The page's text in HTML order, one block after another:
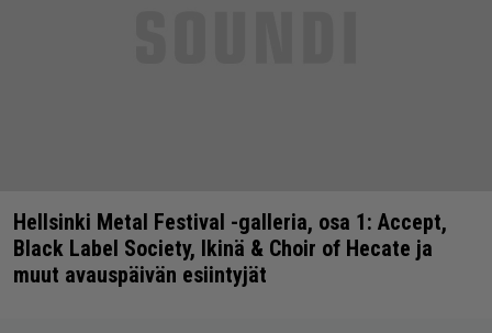
Hellsinki Metal Festival -galleria, osa 1: Accept,
Black Label Society, Ikinä & Choir of Hecate ja
muut avauspäivän esiintyjät